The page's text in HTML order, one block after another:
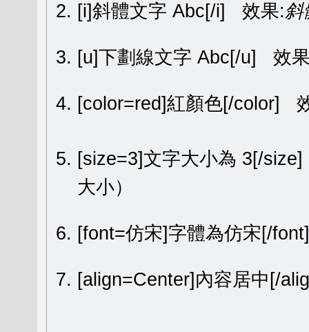
[i]斜體文字 Abc[/i] 效果:斜
[u]下劃線文字 Abc[/u] 效
[color=red]紅顏色[/color]
[size=3]文字大小為 3[/
大小）
[font=仿宋]字體為仿宋[/
[align=Center]內容居中[/